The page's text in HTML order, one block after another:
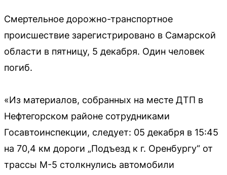
Смертельное дорожно-транспортное
происшествие зарегистрировано в Самарской
области в пятницу, 5 декабря. Один человек
погиб.
«Из материалов, собранных на месте ДТП в
Нефтегорском районе сотрудниками
Госавтоинспекции, следует: 05 декабря в 15:45
на 70,4 км дороги „Подъезд к г. Оренбургу“ от
трассы М-5 столкнулись автомобили